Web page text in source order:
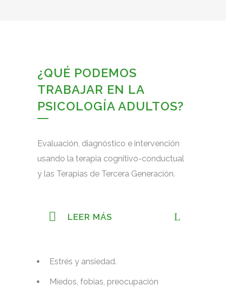
¿QUÉ PODEMOS
TRABAJAR EN LA
PSICOLOGÍA ADULTOS?
Evaluación, diagnóstico e intervención
usando la terapia cognitivo-conductual
y las Terapias de Tercera Generación.
LEER MÁS
Estrés y ansiedad.
Miedos, fobias, preocupación